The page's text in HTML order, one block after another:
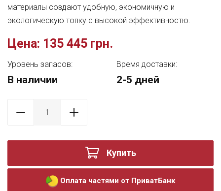
материалы создают удобную, экономичную и
экологическую топку с высокой эффективностю.
Цена: 135 445 грн.
Уровень запасов:
В наличии
Время доставки:
2-5 дней
Купить
Оплата частями от ПриватБанк